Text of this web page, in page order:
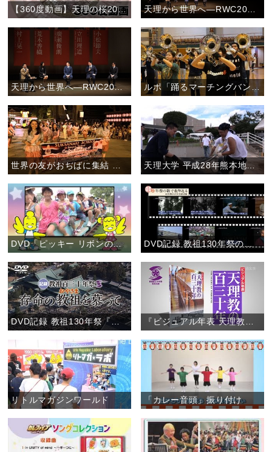
【360度動画】天理の桜2017
天理から世界へ―RWC2019日本大会に向けて―前半ダイジェスト ルポ「踊るマーチングバンド―愛町吹奏楽団の魅力―」
DVD「ピッキー リボンのレッツゴー！こどもおぢばがえり」(お知らせ)
DVD記録 教祖130年祭『存命の教祖を慕って』 『ビジュアル年表 天理教の百三十年』 【書籍案内】
リトルマガジンワールド 「カレー音頭」振り付け